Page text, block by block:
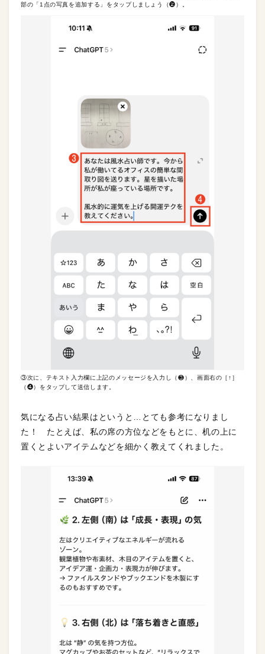
部の「1点の写真を追加する」をタップしましょう（❷）。
③次に、テキスト入力欄に上記のメッセージを入力し（❸）、画面右の［↑］
（❹）をタップして送信します。
気になる占い結果はというと…とても参考になりまし
た！ たとえば、私の席の方位などをもとに、机の上に
置くとよいアイテムなどを細かく教えてくれました。